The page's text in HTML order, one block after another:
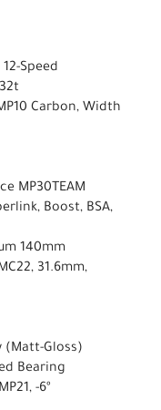
Speed
Carbon, Width
MP30TEAM
Boost, BSA,
140mm
31.6mm,
(Matt-Gloss)
Bearing
-6º